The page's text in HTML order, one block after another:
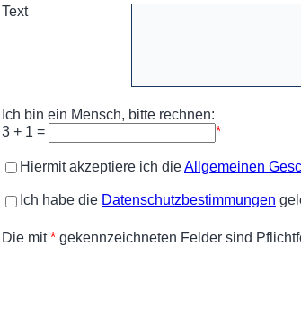
Text
Ich bin ein Mensch, bitte rechnen:
3 + 1 =
*
Hiermit akzeptiere ich dieAllgemeinen
Ich habe die Datenschutzbestimmungen
Die mit* gekennzeichneten Felder sind